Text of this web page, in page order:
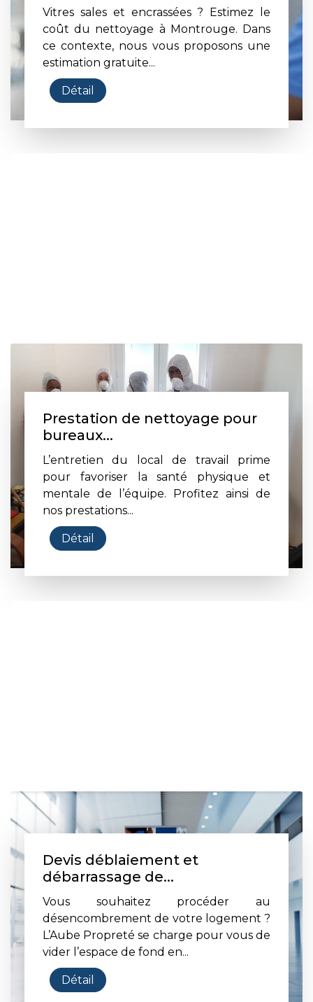
Vitres sales et encrassées ? Estimez le
coût du nettoyage à Montrouge. Dans
ce contexte, nous vous proposons une
estimation gratuite...
Détail
Prestation de nettoyage pour
bureaux...
L’entretien du local de travail prime
pour favoriser la santé physique et
mentale de l’équipe. Profitez ainsi de
nos prestations...
Détail
Devis déblaiement et
débarrassage de...
Vous souhaitez procéder au
désencombrement de votre logement ?
L’Aube Propreté se charge pour vous de
vider l’espace de fond en...
Détail